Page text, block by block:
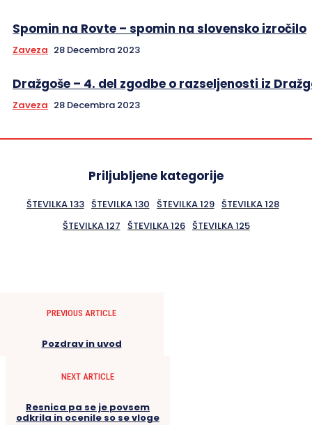
Spomin na Rovte – spomin na slovensko izročilo
Zaveza 28 Decembra 2023
Dražgoše – 4. del zgodbe o razseljenosti iz
Zaveza 28 Decembra 2023
Priljubljene kategorije
ŠTEVILKA 133 ŠTEVILKA 130 ŠTEVILKA 129 ŠTEVILKA 128
ŠTEVILKA 127 ŠTEVILKA 126 ŠTEVILKA 125
PREVIOUS ARTICLE
Pozdrav in uvod
NEXT ARTICLE
Resnica pa se je povsem
odkrila in ocenile so se vloge